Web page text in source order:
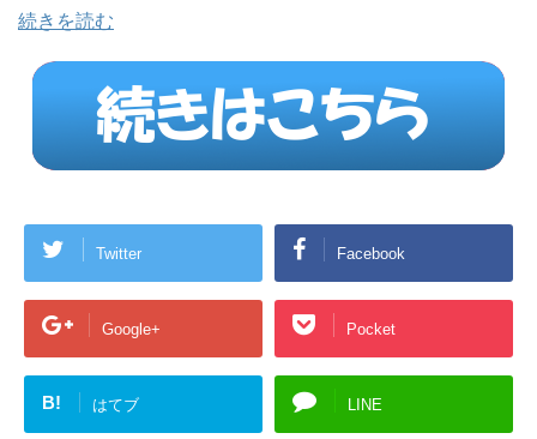
続きを読む
Twitter Facebook
Google+ Pocket
B! はてブ LINE